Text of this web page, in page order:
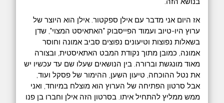
אז היום אני מדבר עם אילן ספקטור. אילן הוא היוצר של
ערוץ היו-טיוב ועמוד הפייסבוק "האתאיסט המצוי", שדן
בשאלות נפוצות וטיעונים נפוצים סביב אמונה וחוסר
אמונה, כמובן מתוך נקודת המבט האתאיסטית, ובצורה
מאוד מונגשת וברורה. בין הנושאים שעלו שם עד עכשיו יש
את נטל ההוכחה, טיעון השען, ההימור של פסקל ועוד,
אבל סרטון הפתיחה של הערוץ הוא מוצלח במיוחד, ואני
ממש ממליץ להתחיל איתו. בסרטון הזה אילן וחברו בן פנו